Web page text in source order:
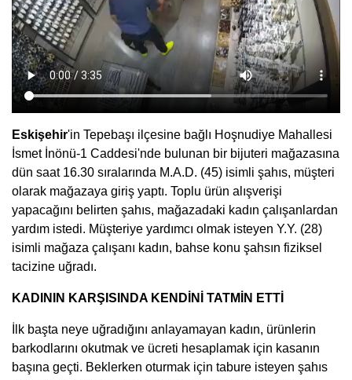
Eskişehir'in Tepebaşı ilçesine bağlı Hoşnudiye Mahallesi
İsmet İnönü-1 Caddesi'nde bulunan bir bijuteri mağazasına
dün saat 16.30 sıralarında M.A.D. (45) isimli şahıs, müşteri
olarak mağazaya giriş yaptı. Toplu ürün alışverişi
yapacağını belirten şahıs, mağazadaki kadın çalışanlardan
yardım istedi. Müşteriye yardımcı olmak isteyen Y.Y. (28)
isimli mağaza çalışanı kadın, bahse konu şahsın fiziksel
tacizine uğradı.
KADININ KARŞISINDA KENDİNİ TATMİN ETTİ
İlk başta neye uğradığını anlayamayan kadın, ürünlerin
barkodlarını okutmak ve ücreti hesaplamak için kasanın
başına geçti. Beklerken oturmak için tabure isteyen şahıs